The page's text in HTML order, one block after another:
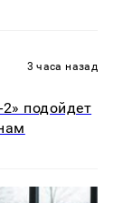
3 часа назад
подойдет